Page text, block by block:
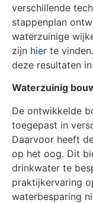
verschillende
stappenplan
waterzuinige
zijn hier te
deze resultaten
Waterzuinig
De ontwikkelde
toegepast in
Daarvoor heeft
op het oog. Dit
drinkwater te
praktijkervaring
waterbesparing